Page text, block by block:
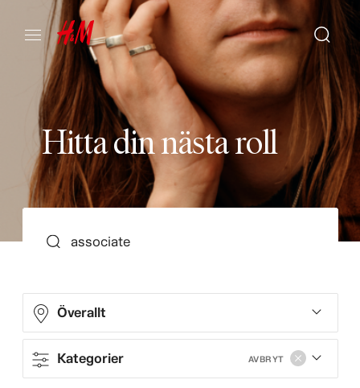
Hittadinnästaroll
Överallt
Kategorier AVBRYT